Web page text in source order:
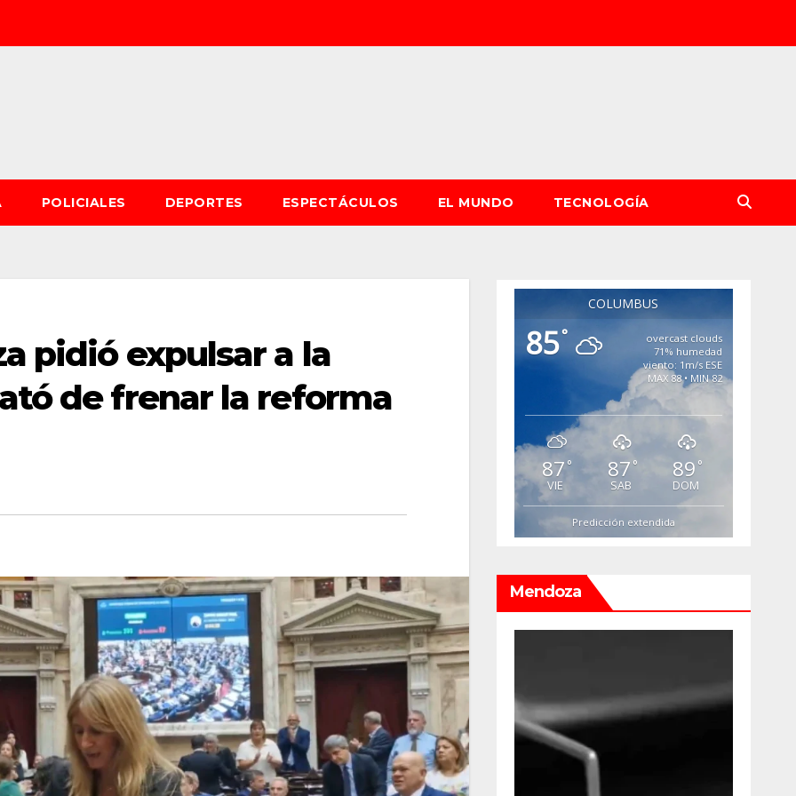
POLICIALES DEPORTES ESPECTÁCULOS EL MUNDO TECNOLOGÍA
pidió expulsar a la
de frenar la reforma
COLUMBUS
85°
overcast clouds
71% humedad
viento: 1m/s ESE
MAX 88 • MIN 82
87 °
VIE
87 °
SAB
89 °
DOM
Predicción extendida
Mendoza